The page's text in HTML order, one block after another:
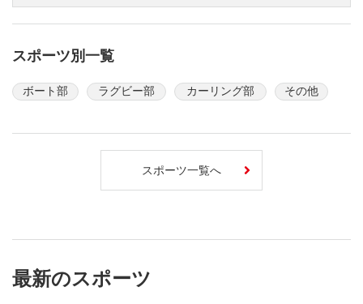
スポーツ別一覧
ボート部 ラグビー部 カーリング部 その他
スポーツ一覧へ
最新のスポーツ